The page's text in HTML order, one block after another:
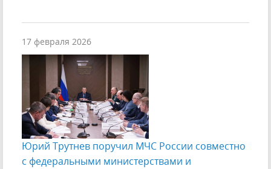
17 февраля 2026
Юрий Трутнев поручил МЧС России совместно
с федеральными министерствами и